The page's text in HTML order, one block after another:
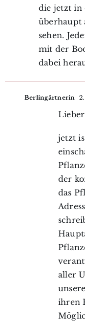
die jetzt in
überhaupt
sehen.
mit der
dabei
Berlingärtnerin
jetzt
der
das
aller
ihren